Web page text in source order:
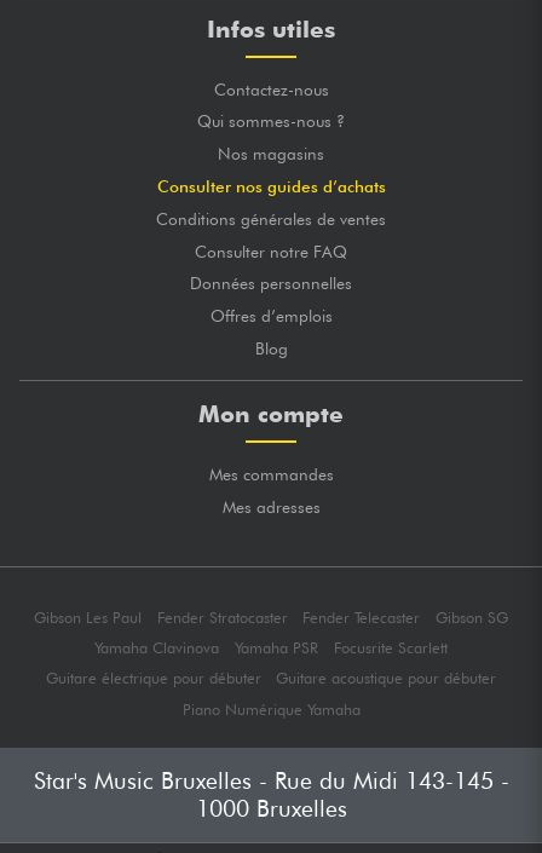
Infos utiles
Contactez-nous
Qui sommes-nous ?
Nos magasins
Consulter nos guides d’achats
Conditions générales de ventes
Consulter notre FAQ
Données personnelles
Offres d’emplois
Blog
Mon compte
Mes commandes
Mes adresses
Gibson Les Paul Fender Stratocaster Fender Telecaster
Gibson SG
Yamaha Clavinova
Yamaha PSR
Focusrite Scarlett
Guitare électrique pour débuter
Guitare acoustique pour débuter
Piano Numérique Yamaha
Star's Music Bruxelles - Rue du Midi 143-145 -
1000 Bruxelles